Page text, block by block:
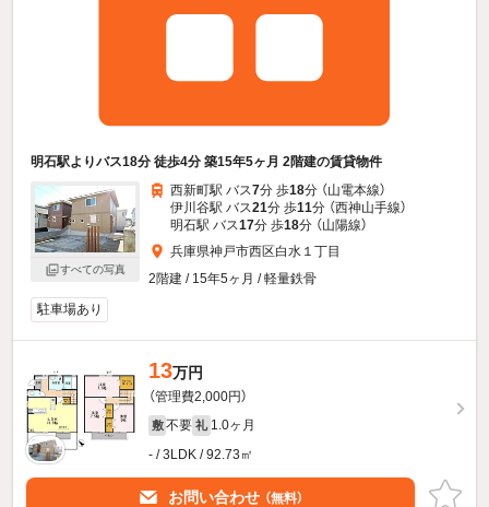
明石駅よりバス18分 徒歩4分 築15年5ヶ月 2階建の賃貸物件
すべての写真
西新町駅 バス7分 歩18分 （山電本線）
伊川谷駅 バス21分 歩11分 （西神山手線）
明石駅 バス17分 歩18分 （山陽線）
兵庫県神戸市西区白水１丁目
2階建 / 15年5ヶ月 / 軽量鉄骨
駐車場あり
13万円
（管理費2,000円）
敷 不要 礼 1.0ヶ月
- / 3LDK / 92.73㎡
お問い合わせ （無料）